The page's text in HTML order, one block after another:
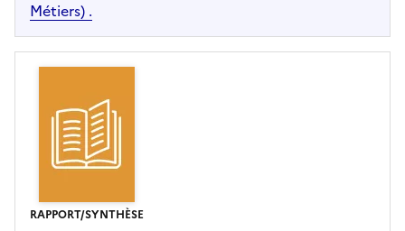
Métiers) .
RAPPORT/SYNTHÈSE